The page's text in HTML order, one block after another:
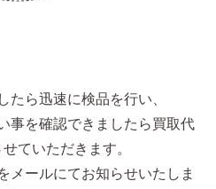
たら迅速に検品を行い、
事を確認できましたら買取代
ていただきます。
メールにてお知らせいたしま